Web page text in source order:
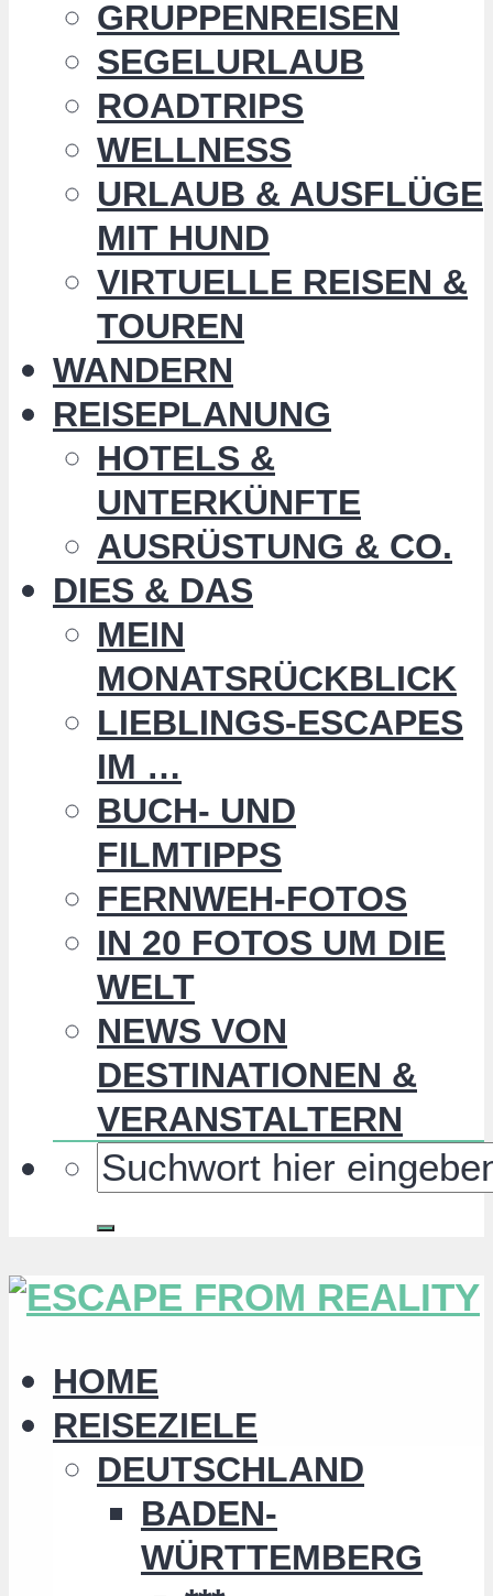
GRUPPENREISEN
SEGELURLAUB
ROADTRIPS
WELLNESS
URLAUB & AUSFLÜGE
MIT HUND
VIRTUELLE REISEN &
TOUREN
WANDERN
REISEPLANUNG
HOTELS &
UNTERKÜNFTE
AUSRÜSTUNG & CO.
DIES & DAS
MEIN
MONATSRÜCKBLICK
LIEBLINGS-ESCAPES
IM …
BUCH- UND
FILMTIPPS
FERNWEH-FOTOS
IN 20 FOTOS UM DIE
WELT
NEWS VON
DESTINATIONEN &
VERANSTALTERN
HOME
REISEZIELE
DEUTSCHLAND
BADEN-
WÜRTTEMBERG